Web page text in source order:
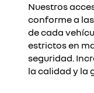
Nuestros
conforme a
de cada
estrictos en
seguridad.
la calidad y la